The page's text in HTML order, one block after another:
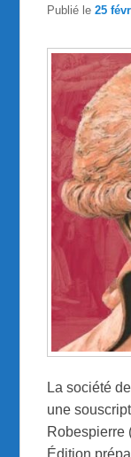
Publié le25
La société
une
Robespierre